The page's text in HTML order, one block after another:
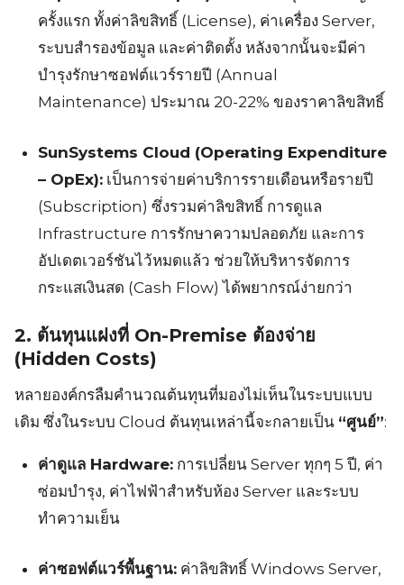
Search
for:
ครั้งแรก ทั้งค่าลิขสิทธิ์ (License), ค่าเครื่อง Server,
ระบบสำรองข้อมูล และค่าติดตั้ง หลังจากนั้นจะมีค่า
บำรุงรักษาซอฟต์แวร์รายปี (Annual
Maintenance) ประมาณ 20-22% ของราคาลิขสิทธิ์
SunSystems Cloud (Operating Expenditure
– OpEx):เป็นการจ่ายค่าบริการรายเดือนหรือรายปี
(Subscription) ซึ่งรวมค่าลิขสิทธิ์ การดูแล
Infrastructure การรักษาความปลอดภัย และการ
อัปเดตเวอร์ชันไว้หมดแล้ว ช่วยให้บริหารจัดการ
กระแสเงินสด (Cash Flow) ได้พยากรณ์ง่ายกว่า
2. ต้นทุนแฝงที่ On-Premise ต้องจ่าย
(Hidden Costs)
หลายองค์กรลืมคำนวณต้นทุนที่มองไม่เห็นในระบบแบบ
เดิม ซึ่งในระบบ Cloud ต้นทุนเหล่านี้จะกลายเป็น “ศูนย์”:
ค่าดูแล Hardware:การเปลี่ยน Server ทุกๆ 5 ปี, ค่า
ซ่อมบำรุง, ค่าไฟฟ้าสำหรับห้อง Server และระบบ
ทำความเย็น
ค่าซอฟต์แวร์พื้นฐาน:ค่าลิขสิทธิ์ Windows Server,